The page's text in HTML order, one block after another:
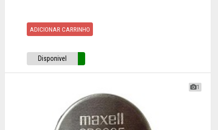
ADICIONAR CARRINHO
Disponivel
1